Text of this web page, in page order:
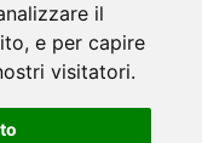
il
e per capire
visitatori.
Newsletter